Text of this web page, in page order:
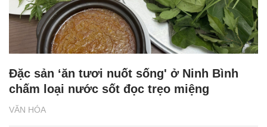
VĂN HÓA
Đặc sản ‘ăn tươi nuốt sống' ở Ninh Bình
chấm loại nước sốt đọc trẹo miệng